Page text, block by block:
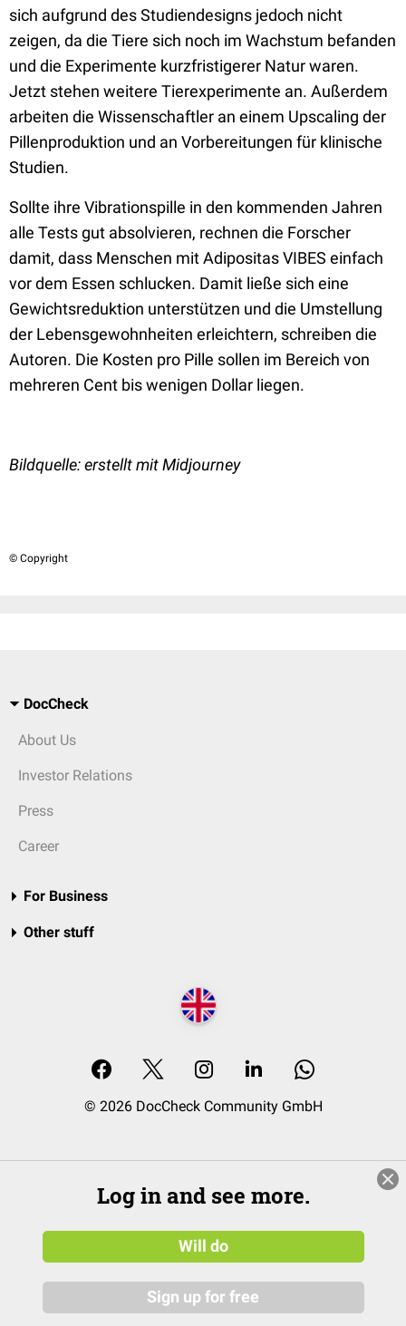
sich aufgrund des Studiendesigns jedoch nicht
zeigen, da die Tiere sich noch im Wachstum befanden
und die Experimente kurzfristigerer Natur waren.
Jetzt stehen weitere Tierexperimente an. Außerdem
arbeiten die Wissenschaftler an einem Upscaling der
Pillenproduktion und an Vorbereitungen für klinische
Studien.
Sollte ihre Vibrationspille in den kommenden Jahren
alle Tests gut absolvieren, rechnen die Forscher
damit, dass Menschen mit Adipositas VIBES einfach
vor dem Essen schlucken. Damit ließe sich eine
Gewichtsreduktion unterstützen und die Umstellung
der Lebensgewohnheiten erleichtern, schreiben die
Autoren. Die Kosten pro Pille sollen im Bereich von
mehreren Cent bis wenigen Dollar liegen.
Bildquelle: erstellt mit Midjourney
© Copyright
DocCheck
About Us
Investor Relations
Press
Career
For Business
Other stuff
© 2026 DocCheck Community GmbH
Log in and see more.
Will do
Sign up for free